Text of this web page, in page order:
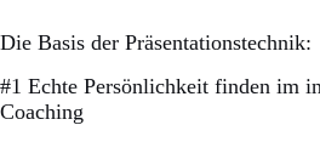
Die Basis der Präsentationstechnik:
#1 Echte Persönlichkeit finden im
Coaching